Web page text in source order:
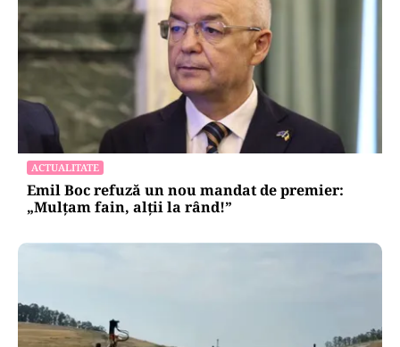
ACTUALITATE
Emil Boc refuză un nou mandat de premier:
„Mulțam fain, alții la rând!”